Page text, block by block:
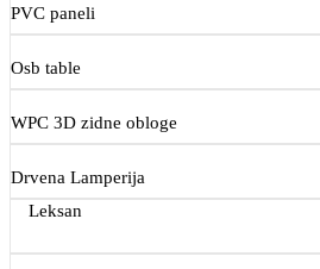
PVC paneli
Osb table
WPC 3D zidne obloge
Drvena Lamperija
Leksan